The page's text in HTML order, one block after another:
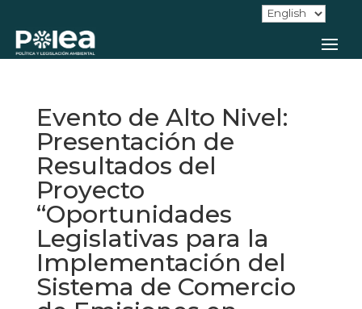
Evento de Alto Nivel:
Presentación de
Resultados del
Proyecto
“Oportunidades
Legislativas para la
Implementación del
Sistema de Comercio